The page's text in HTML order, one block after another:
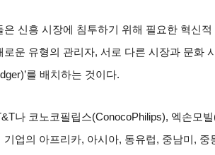
은 신흥 시장에 침투하기 위해 필요한 혁신
로운 유형의 관리자, 서로 다른 시장과 문화
를 배치하는 것이다.
나 코노코필립스(ConocoPhilips), 엑손모빌
기업의 아프리카, 아시아, 동유럽, 중남미, 중